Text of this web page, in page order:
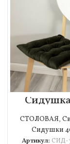
СТОЛОВАЯ,
Сидушки
Артикул: СИД-